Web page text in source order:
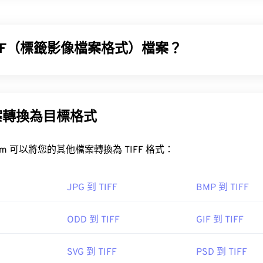
檔案的理想選擇。
、PNG 等）的最佳程式。
1990 年 2 月 19 日
（標籤影像檔案格式）檔案？
檔案？
常用的程序是 Windows 系統的 和 macOS 系統的
XnView MP
換為目標格式
FreeConvert.com 可以將您的其他檔案轉換為 TIFF 格式：
JPG 到 TIFF BMP 到 TIFF
ODD 到 TIFF GIF 到 TIFF
SVG 到 TIFF PSD 到 TIFF